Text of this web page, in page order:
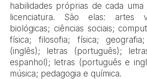
habilidades próprias de cada uma
licenciatura. São elas: artes
biológicas; ciências sociais;
física; filosofia; física;
(inglês); letras (português);
espanhol); letras (português e
música; pedagogia e química.